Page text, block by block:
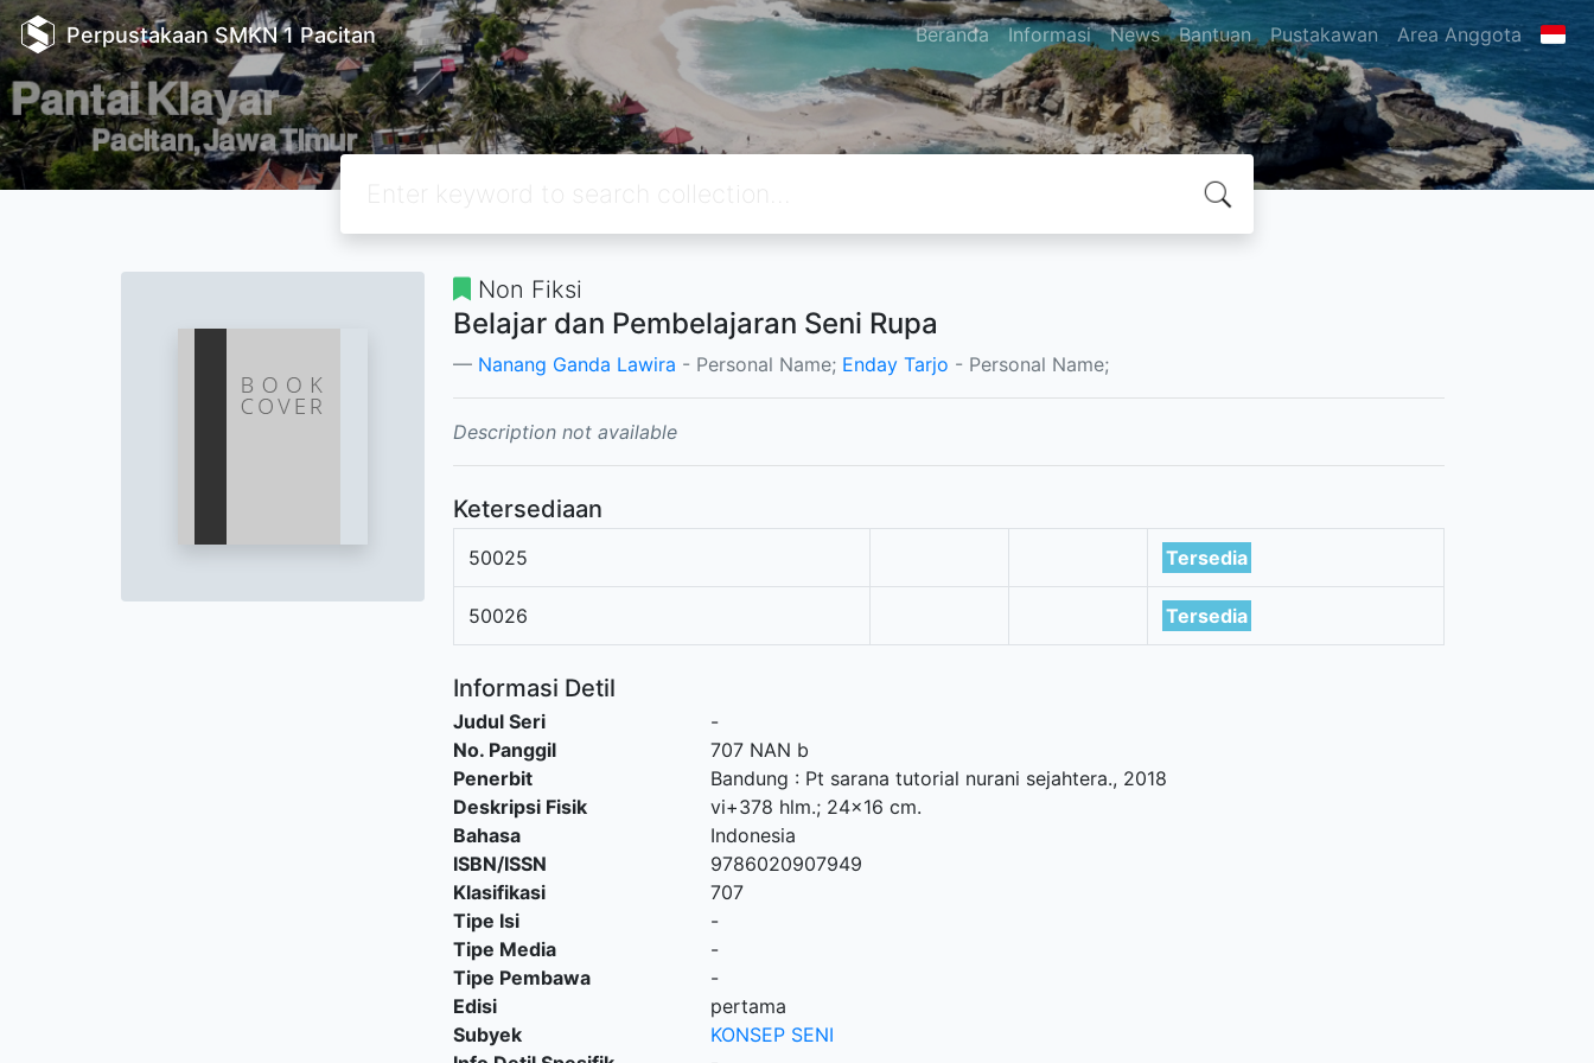
Perpustakaan SMKN 1 Pacitan Beranda Informasi News Bantuan Pustakawan Area Anggota
Non Fiksi
Belajar dan Pembelajaran Seni Rupa
Nanang Ganda Lawira - Personal Name; Enday Tarjo - Personal Name;
Description not available
Ketersediaan
50025 Tersedia
50026 Tersedia
Informasi Detil
Judul Seri
-
No. Panggil
707 NAN b
Penerbit
Bandung : Pt sarana tutorial nurani sejahtera., 2018
Deskripsi Fisik
vi+378 hlm.; 24x16 cm.
Bahasa
Indonesia
ISBN/ISSN
9786020907949
Klasifikasi
707
Tipe Isi
-
Tipe Media
-
Tipe Pembawa
-
Edisi
pertama
Subyek
KONSEP SENI